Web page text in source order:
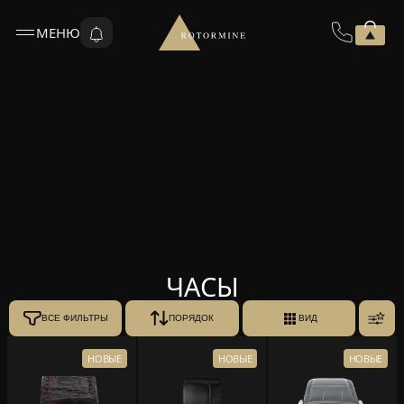
МЕНЮ
ЧАСЫ
ВСЕ ФИЛЬТРЫ ПОРЯДОК ВИД
НОВЫЕ НОВЫЕ НОВЫЕ